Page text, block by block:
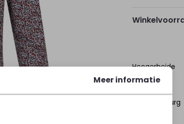
Hoogerheide
Kapelle
Oost-Souburg
Meer informatie